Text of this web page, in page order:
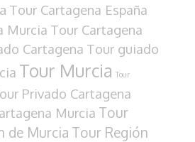
Tour Cartagena España
Murcia Tour Cartagena
Cartagena Tour guiado
Tour Murcia Tour
Privado Cartagena
Murcia Tour
de Murcia Tour Región